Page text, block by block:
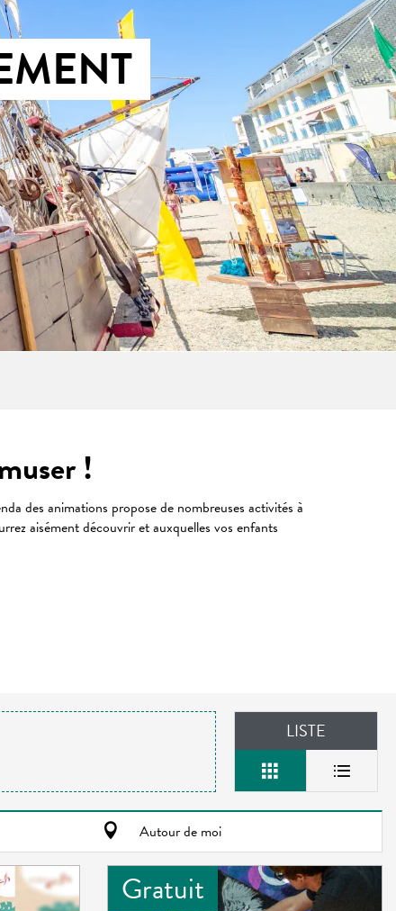
!
des animations propose de nombreuses activités à
aisément découvrir et auxquelles vos enfants
LISTE
Autour de moi
Gratuit